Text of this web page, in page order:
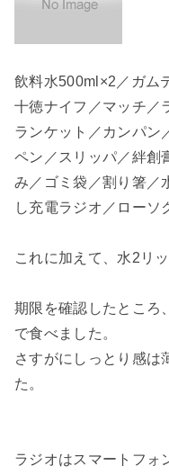
飲料水500ml×2／ガム
十徳ナイフ／マッチ／
ランケット／カンパン
ペン／スリッパ／絆創
み／ゴミ袋／割り箸／
し充電ラジオ／ローソ
これに加えて、水2リ
期限を確認したところ
で食べました。
さすがにしっとり感は
た。
ラジオはスマートフォ